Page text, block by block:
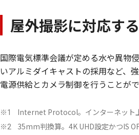
屋外撮影に対応す
国際電気標準会議が定める水や異物
いアルミダイキャストの採用など、
電源供給とカメラ制御を行うことが
※1 Internet Protocol。インターネット
※2 35mm判換算。4K UHD設定かつIS